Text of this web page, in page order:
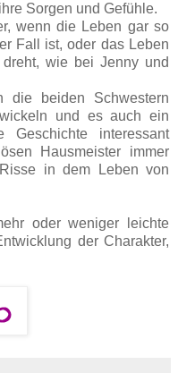
Sorgen und Gefühle.
wenn die Leben gar so
Fall ist, oder das Leben
wie bei Jenny und
beiden Schwestern
und es auch ein
interessant
Hausmeister immer
in dem Leben von
oder weniger leichte
der Charakter,